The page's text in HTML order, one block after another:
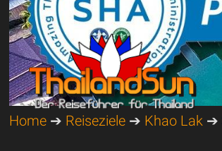
Home ➔ Reiseziele ➔ Khao Lak ➔